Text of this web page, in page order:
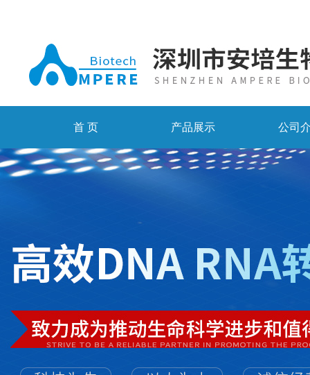
首 页 产品展示 公司